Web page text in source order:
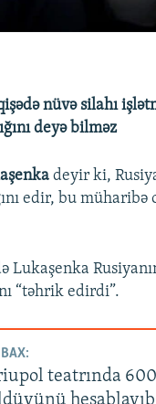
nüvə silahı
deyə bilməz
deyir ki,
edir, bu
Lukaşenka
“təhrik edirdi”.
teatrında